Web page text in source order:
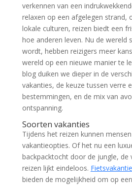
verkennen van een
relaxen op een afgelegen strand,
lokale culturen, reizen biedt een
hoe anderen leven. Nu de wereld
wordt, hebben reizigers meer
wereld op een nieuwe manier te
blog duiken we dieper in de
vakanties, de keuze tussen verre
bestemmingen, en de mix van
ontspanning.
Soorten vakanties
Tijdens het reizen kunnen
vakantieopties. Of het nu een
backpacktocht door de jungle, de
reizen lijkt eindeloos.
bieden de mogelijkheid om op